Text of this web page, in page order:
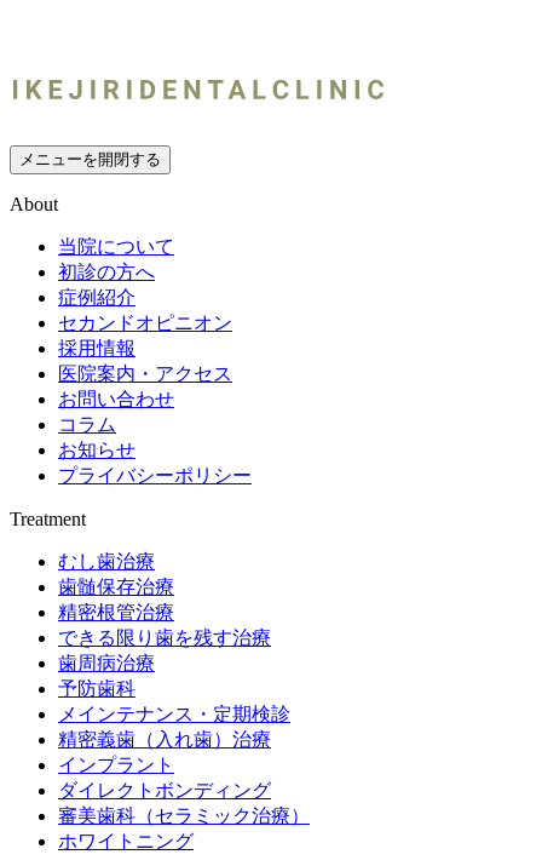
メニューを開閉する
About
当院について
初診の方へ
症例紹介
セカンドオピニオン
採用情報
医院案内・アクセス
お問い合わせ
コラム
お知らせ
プライバシーポリシー
Treatment
むし歯治療
歯髄保存治療
精密根管治療
できる限り歯を残す治療
歯周病治療
予防歯科
メインテナンス・定期検診
精密義歯（入れ歯）治療
インプラント
ダイレクトボンディング
審美歯科（セラミック治療）
ホワイトニング